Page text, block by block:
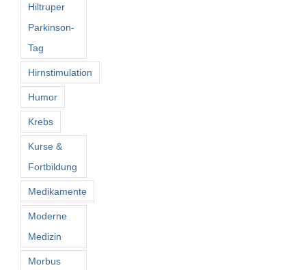
Hiltruper
Parkinson-
Tag
Hirnstimulation
Humor
Krebs
Kurse &
Fortbildung
Medikamente
Moderne
Medizin
Morbus